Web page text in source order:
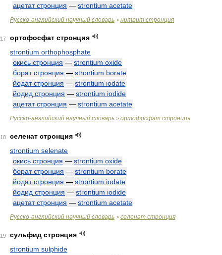
ацетат стронция — strontium acetate
Русско-английский научный словарь > нитрит стронция
17
ортофосфат стронция
strontium orthophosphate
окись стронция — strontium oxide
борат стронция — strontium borate
йодат стронция — strontium iodate
йодид стронция — strontium iodide
ацетат стронция — strontium acetate
Русско-английский научный словарь > ортофосфат стронция
18
селенат стронция
strontium selenate
окись стронция — strontium oxide
борат стронция — strontium borate
йодат стронция — strontium iodate
йодид стронция — strontium iodide
ацетат стронция — strontium acetate
Русско-английский научный словарь > селенат стронция
19
сульфид стронция
strontium sulphide